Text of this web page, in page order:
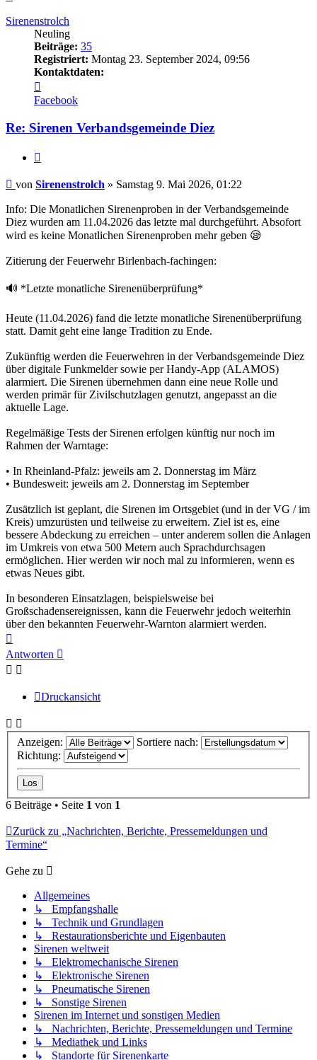
Sirenenstrolch
Neuling
Beiträge: 35
Registriert: Montag 23. September 2024, 09:56
Kontaktdaten:
von
Sirenenstrolch
Facebook
Re: Sirenen Verbandsgemeinde Diez
Beitrag
von Sirenenstrolch » Samstag 9. Mai 2026, 01:22
Info: Die Monatlichen Sirenenproben in der Verbandsgemeinde
Diez wurden am 11.04.2026 das letzte mal durchgeführt. Absofort
wird es keine Monatlichen Sirenenproben mehr geben 😪
Zitierung der Feuerwehr Birlenbach-fachingen:
🔊 *Letzte monatliche Sirenenüberprüfung*
Heute (11.04.2026) fand die letzte monatliche Sirenenüberprüfung
statt. Damit geht eine lange Tradition zu Ende.
Zukünftig werden die Feuerwehren in der Verbandsgemeinde Diez
über digitale Funkmelder sowie per Handy-App (ALAMOS)
alarmiert. Die Sirenen übernehmen dann eine neue Rolle und
werden primär für Zivilschutzlagen genutzt, angepasst an die
aktuelle Lage.
Regelmäßige Tests der Sirenen erfolgen künftig nur noch im
Rahmen der Warntage:
• In Rheinland-Pfalz: jeweils am 2. Donnerstag im März
• Bundesweit: jeweils am 2. Donnerstag im September
Zusätzlich ist geplant, die Sirenen im Ortsgebiet (und in der VG / im
Kreis) umzurüsten und teilweise zu erweitern. Ziel ist es, eine
bessere Abdeckung zu erreichen – unter anderem sollen die Anlagen
im Umkreis von etwa 500 Metern auch Sprachdurchsagen
ermöglichen. Hier werden wir noch mal zu informieren, wenn es
etwas Neues gibt.
In besonderen Einsatzlagen, beispielsweise bei
Großschadensereignissen, kann die Feuerwehr jedoch weiterhin
über den bekannten Feuerwehr-Warnton alarmiert werden.
oben
Antworten
Druckansicht
Anzeigen:
Sortiere nach:
Richtung:
6 Beiträge • Seite 1 von 1
Zurück zu „Nachrichten, Berichte, Pressemeldungen und
Termine“
Gehe zu
Allgemeines
↳ Empfangshalle
↳ Technik und Grundlagen
↳ Restaurationsberichte und Eigenbauten
Sirenen weltweit
↳ Elektromechanische Sirenen
↳ Elektronische Sirenen
↳ Pneumatische Sirenen
↳ Sonstige Sirenen
Sirenen im Internet und sonstigen Medien
↳ Nachrichten, Berichte, Pressemeldungen und Termine
↳ Mediathek und Links
↳ Standorte für Sirenenkarte